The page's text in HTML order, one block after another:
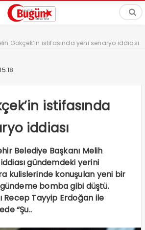
Gökçek’in istifasında yeni senaryo iddiası
istifasında
iddiası
Belediye Başkanı Melih
gündemdeki yerini
kulislerinde konuşulan yeni bir
bomba gibi düştü.
Recep Tayyip Erdoğan ile
“Şu..